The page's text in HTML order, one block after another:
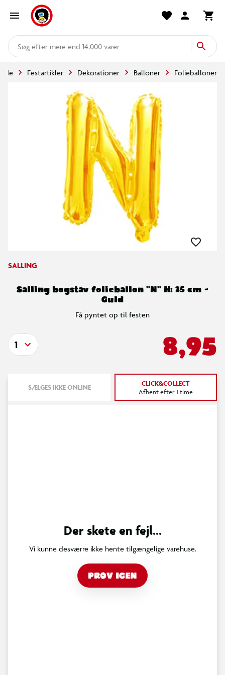
mere end 14.000 varer
Festartikler Dekorationer Balloner Folieballoner
SALLING
Salling bogstav folieballon "N" H: 35 cm -
Guld
Få pyntet op til festen
8,95
1
SÆLGES IKKE ONLINE CLICK&COLLECT
Afhent efter 1 time
Der skete en fejl...
Vi kunne desværre ikke hente tilgængelige varehuse.
PRØV IGEN